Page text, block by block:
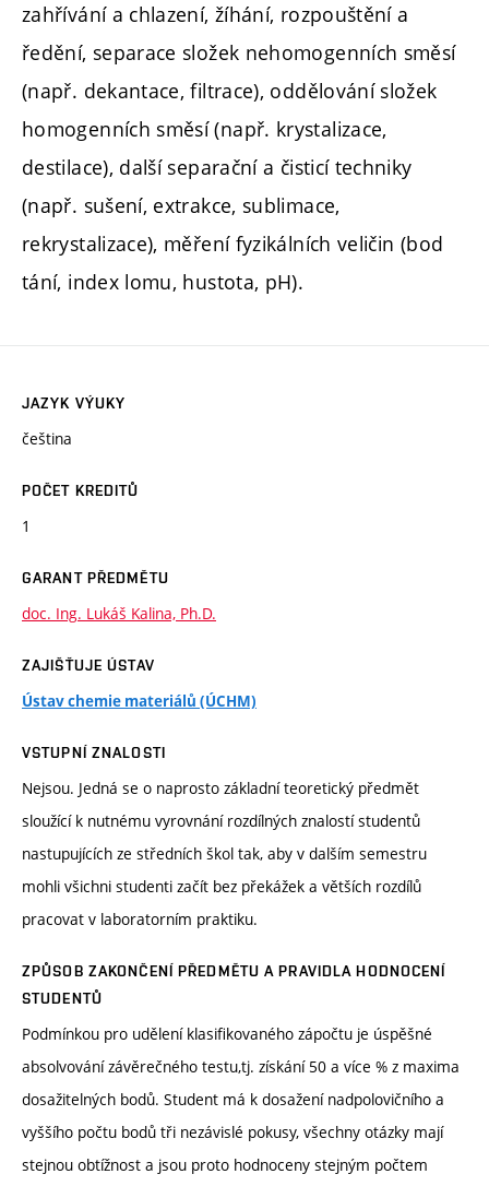
zahřívání a chlazení, žíhání, rozpouštění a
ředění, separace složek nehomogenních směsí
(např. dekantace, filtrace), oddělování složek
homogenních směsí (např. krystalizace,
destilace), další separační a čisticí techniky
(např. sušení, extrakce, sublimace,
rekrystalizace), měření fyzikálních veličin (bod
tání, index lomu, hustota, pH).
JAZYK VÝUKY
čeština
POČET KREDITŮ
1
GARANT PŘEDMĚTU
doc. Ing. Lukáš Kalina, Ph.D.
ZAJIŠŤUJE ÚSTAV
Ústav chemie materiálů (ÚCHM)
VSTUPNÍ ZNALOSTI
Nejsou. Jedná se o naprosto základní teoretický předmět
sloužící k nutnému vyrovnání rozdílných znalostí studentů
nastupujících ze středních škol tak, aby v dalším semestru
mohli všichni studenti začít bez překážek a větších rozdílů
pracovat v laboratorním praktiku.
ZPŮSOB ZAKONČENÍ PŘEDMĚTU A PRAVIDLA HODNOCENÍ
STUDENTŮ
Podmínkou pro udělení klasifikovaného zápočtu je úspěšné
absolvování závěrečného testu,tj. získání 50 a více % z maxima
dosažitelných bodů. Student má k dosažení nadpolovičního a
vyššího počtu bodů tři nezávislé pokusy, všechny otázky mají
stejnou obtížnost a jsou proto hodnoceny stejným počtem